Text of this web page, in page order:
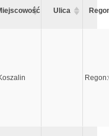
Ulica